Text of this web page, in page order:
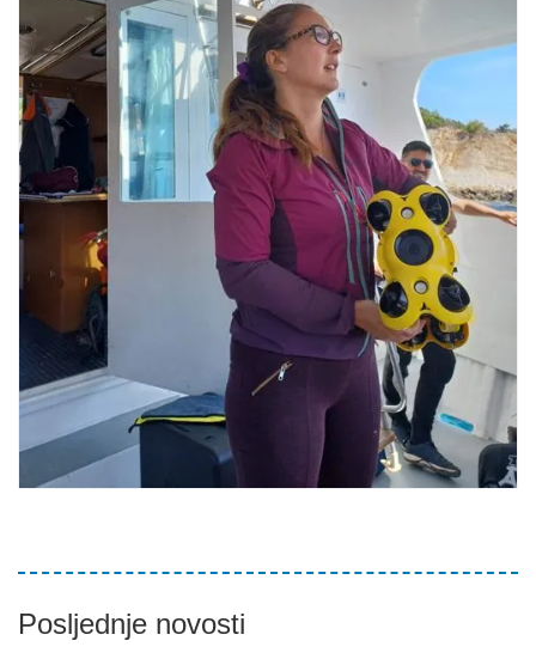
Posljednje novosti